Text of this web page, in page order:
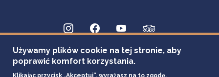
Używamy plików cookie na tej stronie, aby
poprawić komfort korzystania.
Klikając przycisk „Akceptuj”, wyrażasz na to zgodę.